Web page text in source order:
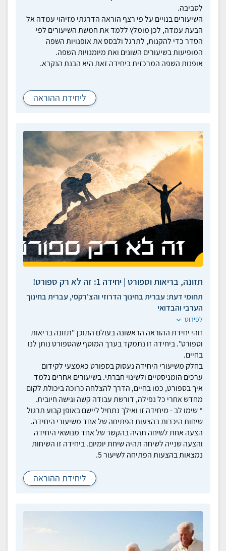
לסביבה.
השיעורים בנויים על פי רצף הוראה הדרגתי מזיהוי עמדה אל
הבעת עמדה, לכן מומלץ ללמד את חמשת השיעורים לפי
הסדר כדי להקנות, לתרגל ולבסס את אופנויות השפה
המופיעות בשיעורים השונים ואת מיומנויות השפה.
אופנות השפה המרכזית ביחידה זאת היא הבנת הנקרא.
ליחידת ההוראה
תזונה, בריאות וספורט | יחידה 1: זה לא רק ספורט!
תחומי דעת: עברית בחינוך הדרוזי והצ'רקסי, עברית בחינוך
הערבי והבדואי
לפירוט
זוהי יחידת ההוראה הראשונה בעולם התוכן "תזונה בריאות
וספורט". ביחידה זו נתמקד בערך המוסף שהספורט נותן לנו
בחיים.
בחלק משיעורי היחידה נעסוק בספורט כאמצעי לקידום
ערכים הומניסטיים ולשינוי חברתי. בשיעורים אחרים נלמד
איך בספורט, כמו בחיים, הדרך להצלחה כרוכה ביכולת לקום
מחדש אחרי כל נפילה, דורשת עבודה קשה וגישה חיובית.
* שימו לב - מיחידה זו ואילך נתחיל ליישם באופן קבוע תרגול
שיחות היכרות בהצעות הפתיחה של אחד משיעורי היחידה.
הצעה אחת לשיחה תהיה בהקשר של אחד מנושאי היחידה
והצעה שנייה לשיחה תהיה שיחת יומיום. ביחידה זו השיחות
נמצאות בהצעות הפתיחה לשיעור 5.
ליחידת ההוראה